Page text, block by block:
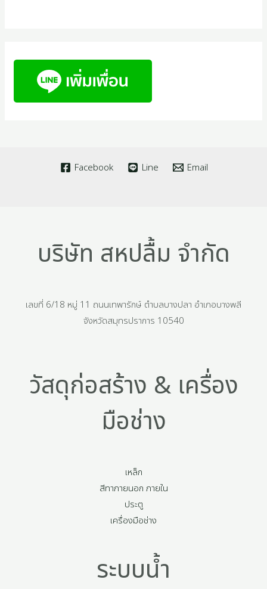
Facebook Line Email
บริษัท สหปลื้ม จำกัด
เลขที่ 6/18 หมู่ 11 ถนนเทพารักษ์ ตำบลบางปลา อำเภอบางพลี
จังหวัดสมุทรปราการ 10540
วัสดุก่อสร้าง & เครื่อง
มือช่าง
เหล็ก
สีทาภายนอก ภายใน
ประตู
เครื่องมือช่าง
ระบบน้ำ